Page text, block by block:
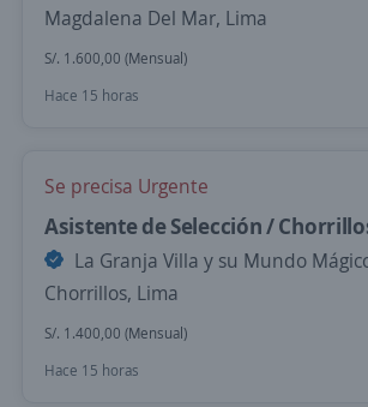
Magdalena Del Mar, Lima
S/. 1.600,00 (Mensual)
Hace 15 horas
Se precisa Urgente
Asistente de Selección /
La Granja Villa y su Mundo
Chorrillos, Lima
S/. 1.400,00 (Mensual)
Hace 15 horas